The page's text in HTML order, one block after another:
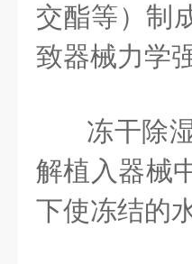
交酯等）制
致器械力学
冻干除
解植入器械
下使冻结的